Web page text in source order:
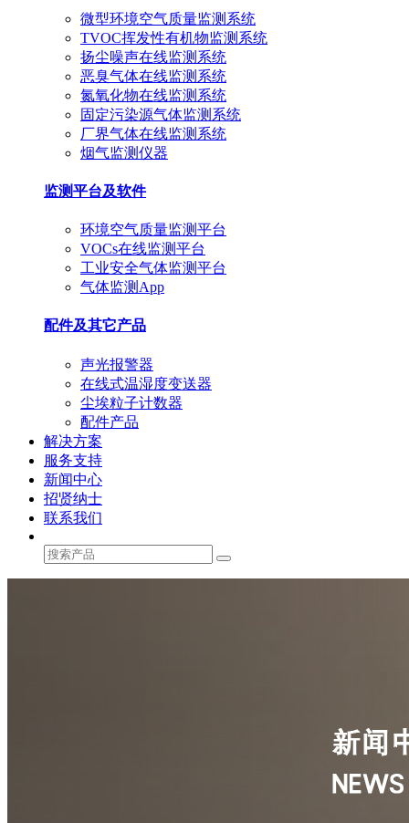
微型环境空气质量监测系统
TVOC挥发性有机物监测系统
扬尘噪声在线监测系统
恶臭气体在线监测系统
氮氧化物在线监测系统
固定污染源气体监测系统
厂界气体在线监测系统
烟气监测仪器
监测平台及软件
环境空气质量监测平台
VOCs在线监测平台
工业安全气体监测平台
气体监测App
配件及其它产品
声光报警器
在线式温湿度变送器
尘埃粒子计数器
配件产品
解决方案
服务支持
新闻中心
招贤纳士
联系我们